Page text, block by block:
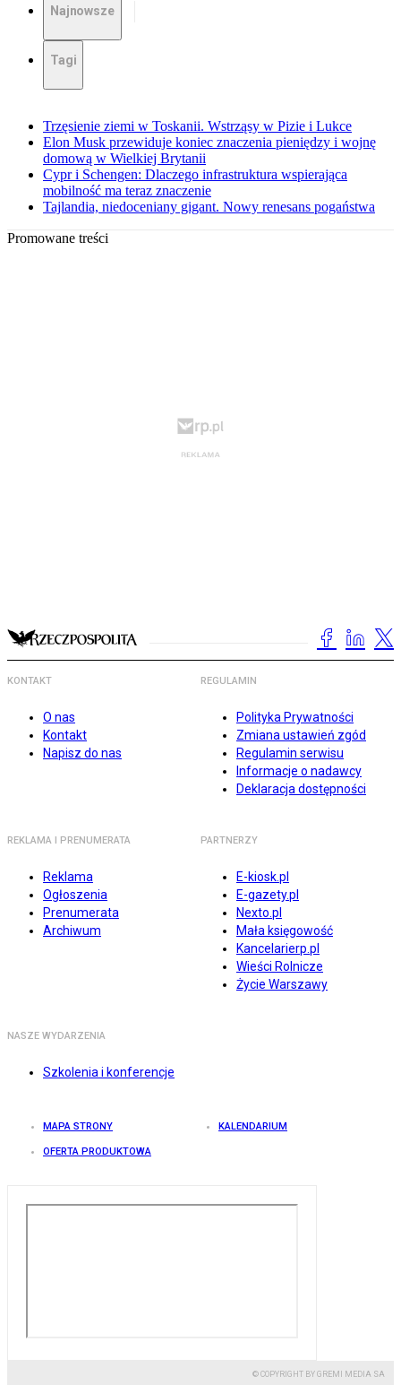
Najnowsze
Tagi
Trzęsienie ziemi w Toskanii. Wstrząsy w Pizie i Lukce
Elon Musk przewiduje koniec znaczenia pieniędzy i wojnę
domową w Wielkiej Brytanii
Cypr i Schengen: Dlaczego infrastruktura wspierająca
mobilność ma teraz znaczenie
Tajlandia, niedoceniany gigant. Nowy renesans pogaństwa
Promowane treści
KONTAKT
O nas
Kontakt
Napisz do nas
REGULAMIN
Polityka Prywatności
Zmiana ustawień zgód
Regulamin serwisu
Informacje o nadawcy
Deklaracja dostępności
REKLAMA I PRENUMERATA
Reklama
Ogłoszenia
Prenumerata
Archiwum
PARTNERZY
E-kiosk.pl
E-gazety.pl
Nexto.pl
Mała księgowość
Kancelarierp.pl
Wieści Rolnicze
Życie Warszawy
NASZE WYDARZENIA
Szkolenia i konferencje
MAPA STRONY KALENDARIUM
OFERTA PRODUKTOWA
© COPYRIGHT BY GREMI MEDIA SA